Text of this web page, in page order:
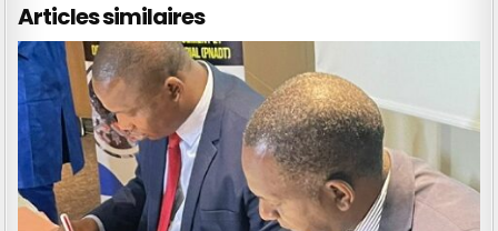
Articles similaires